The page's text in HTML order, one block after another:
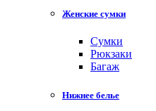
Женские сумки
Cумки
Рюкзаки
Багаж
Нижнее белье